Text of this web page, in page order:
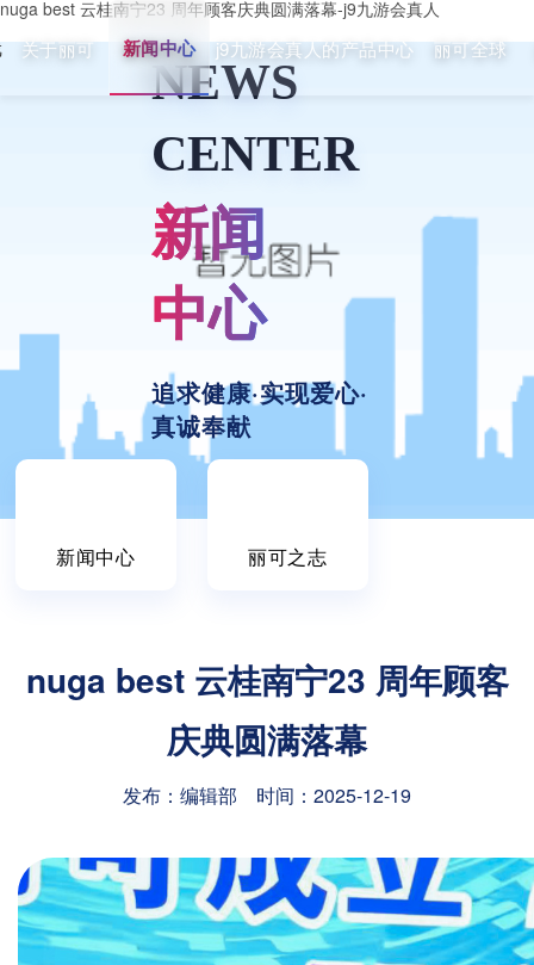
nuga best 云桂南宁23 周年顾客庆典圆满落幕-j9九游会真人
关于丽可 新闻中心 j9九游会真人的产品中心 丽可全球
NEWS
CENTER
新闻
中心
追求健康·实现爱心·
真诚奉献
新闻中心 丽可之志
nuga best 云桂南宁23 周年顾客
庆典圆满落幕
发布：编辑部 时间：2025-12-19